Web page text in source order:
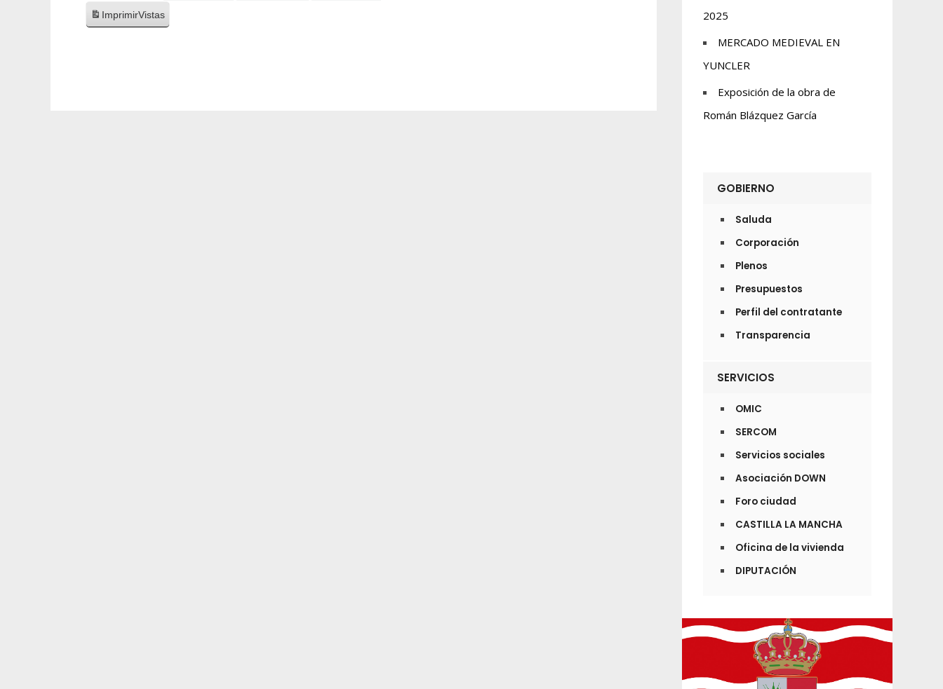
ImprimirVistas
2025
MERCADO MEDIEVAL EN
YUNCLER
Exposición de la obra de
Román Blázquez García
GOBIERNO
Saluda
Corporación
Plenos
Presupuestos
Perfil del contratante
Transparencia
SERVICIOS
OMIC
SERCOM
Servicios sociales
Asociación DOWN
Foro ciudad
CASTILLA LA MANCHA
Oficina de la vivienda
DIPUTACIÓN